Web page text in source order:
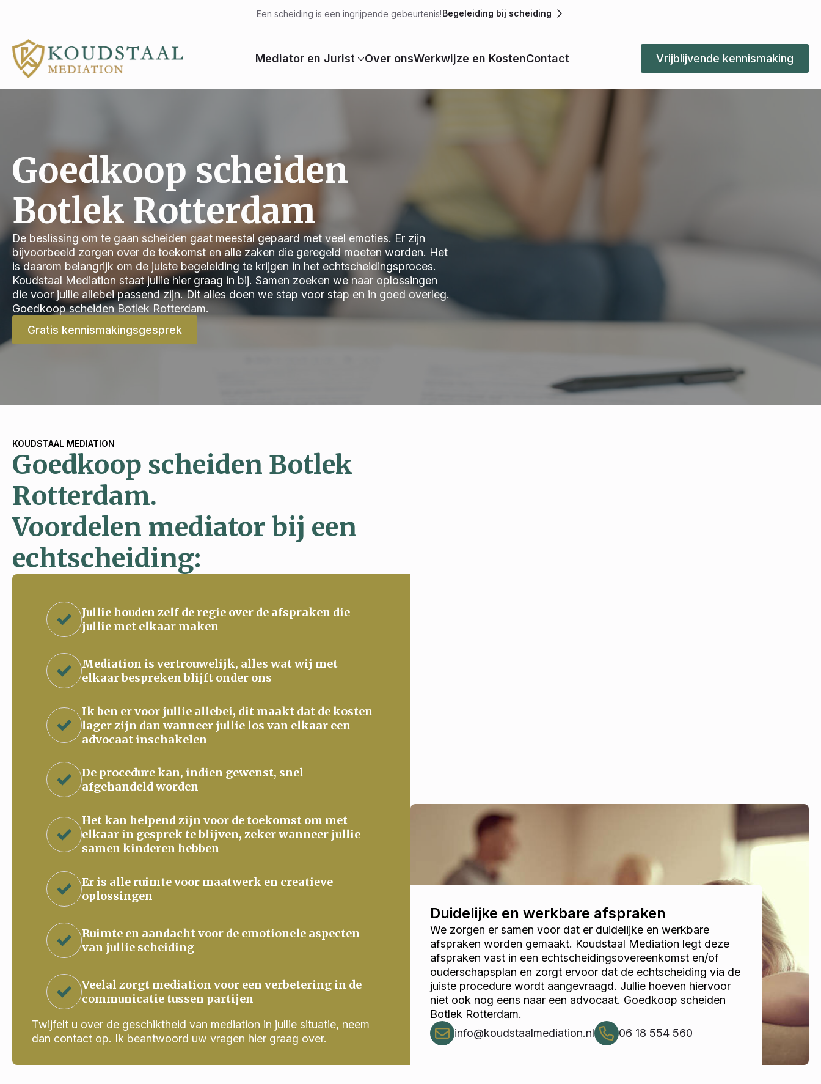
Een scheiding is een ingrijpende gebeurtenis!Begeleiding bij scheiding
Mediator en Jurist Over onsWerkwijze en KostenContact Vrijblijvende kennismaking
Goedkoop scheiden
Botlek Rotterdam
De beslissing om te gaan scheiden gaat meestal gepaard met veel emoties. Er zijn
bijvoorbeeld zorgen over de toekomst en alle zaken die geregeld moeten worden. Het
is daarom belangrijk om de juiste begeleiding te krijgen in het echtscheidingsproces.
Koudstaal Mediation staat jullie hier graag in bij. Samen zoeken we naar oplossingen
die voor jullie allebei passend zijn. Dit alles doen we stap voor stap en in goed overleg.
Goedkoop scheiden Botlek Rotterdam.
Gratis kennismakingsgesprek
KOUDSTAAL MEDIATION
Goedkoop scheiden Botlek
Rotterdam.
Voordelen mediator bij een
echtscheiding:
Jullie houden zelf de regie over de afspraken die
jullie met elkaar maken
Mediation is vertrouwelijk, alles wat wij met
elkaar bespreken blijft onder ons
Ik ben er voor jullie allebei, dit maakt dat de kosten
lager zijn dan wanneer jullie los van elkaar een
advocaat inschakelen
De procedure kan, indien gewenst, snel
afgehandeld worden
Het kan helpend zijn voor de toekomst om met
elkaar in gesprek te blijven, zeker wanneer jullie
samen kinderen hebben
Er is alle ruimte voor maatwerk en creatieve
oplossingen
Ruimte en aandacht voor de emotionele aspecten
van jullie scheiding
Veelal zorgt mediation voor een verbetering in de
communicatie tussen partijen
Twijfelt u over de geschiktheid van mediation in jullie situatie, neem
dan contact op. Ik beantwoord uw vragen hier graag over.
Duidelijke en werkbare afspraken
We zorgen er samen voor dat er duidelijke en werkbare
afspraken worden gemaakt. Koudstaal Mediation legt deze
afspraken vast in een echtscheidingsovereenkomst en/of
ouderschapsplan en zorgt ervoor dat de echtscheiding via de
juiste procedure wordt aangevraagd. Jullie hoeven hiervoor
niet ook nog eens naar een advocaat. Goedkoop scheiden
Botlek Rotterdam.
info@koudstaalmediation.nl
06 18 554 560